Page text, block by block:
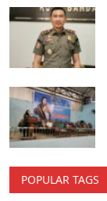
POPULAR TAGS